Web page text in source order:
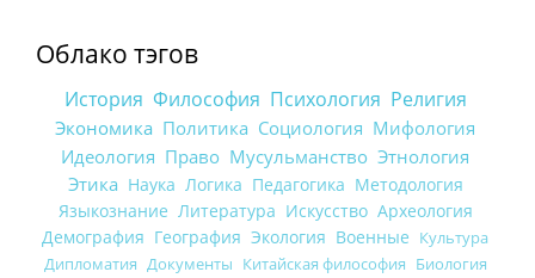
Облако тэгов
История Философия Психология Религия
Экономика Политика Социология Мифология
Идеология Право Мусульманство Этнология
Этика Наука Логика Педагогика Методология
Языкознание Литература Искусство Археология
Демография География Экология Военные Культура
Дипломатия Документы Китайская философия Биология